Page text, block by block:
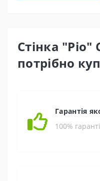
Стінка
потрібно
Гарантія
100%